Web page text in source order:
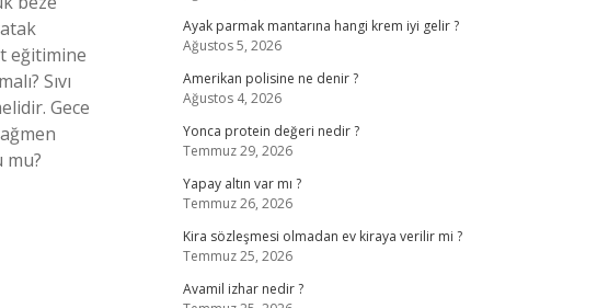
eğitimine
Sıvı
Gece
mu?
Ayak parmak mantarına hangi krem iyi gelir ?
Ağustos 5, 2026
Amerikan polisine ne denir ?
Ağustos 4, 2026
Yonca protein değeri nedir ?
Temmuz 29, 2026
Yapay altın var mı ?
Temmuz 26, 2026
Kira sözleşmesi olmadan ev kiraya verilir mi ?
Temmuz 25, 2026
Avamil izhar nedir ?